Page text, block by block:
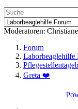
Moderatoren: Christiane
Forum
Laborbeaglehilfe
Greta ❤️